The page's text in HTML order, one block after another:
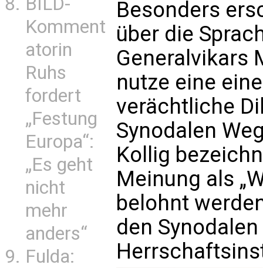
Komment
atorin
Ruhs
fordert
„Festung
Europa“:
„Es geht
nicht
mehr
anders“
Fulda:
Besonders
über die
Generalvikars
nutze eine
verächtliche
Synodalen
Kollig
Meinung als
belohnt
den